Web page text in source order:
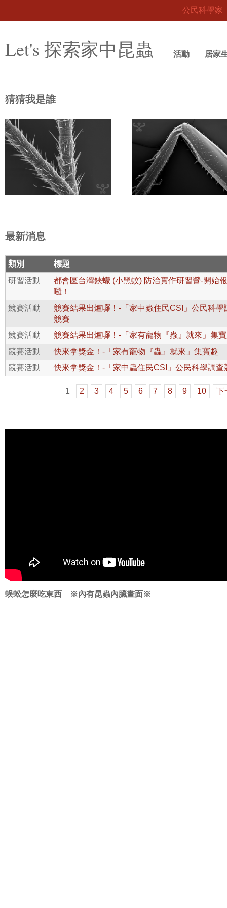
公民科學家
居家
活動
Let's 探索家中昆蟲
猜猜我是誰
最新消息
類別
標題
研習活動
都會區台灣鋏蠓 (小黑蚊) 防治實作研習營-開始
囉！
競賽活動
競賽結果出爐囉！-「家中蟲住民CSI」公民科學
競賽
競賽活動
競賽結果出爐囉！-「家有寵物『蟲』就來」集
競賽活動
快來拿獎金！-「家有寵物『蟲』就來」集寶趣
競賽活動
快來拿獎金！-「家中蟲住民CSI」公民科學調查
1 2 3 4 5 6 7 8 9 10 下
蜈蚣怎麼吃東西 ※內有昆蟲內臟畫面※